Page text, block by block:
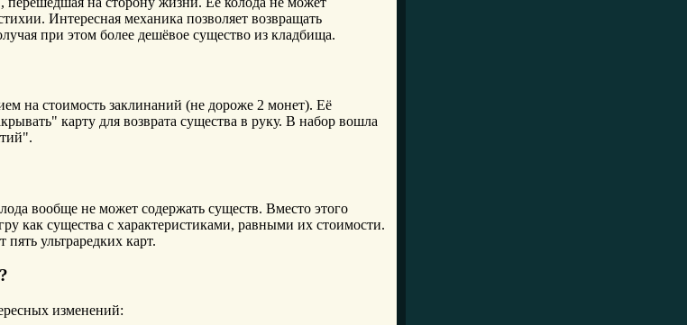
Интересная механика позволяет возвращать
при этом более дешёвое существо из кладбища.
на стоимость заклинаний (не дороже 2 монет). Её
карту для возврата существа в руку. В набор вошла
вообще не может содержать существ. Вместо этого
как существа с характеристиками, равными их стоимости.
ультраредких карт.
изменений: